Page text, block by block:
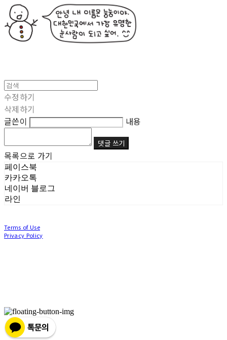
수정하기
삭제하기
글쓴이
내용
댓글 쓰기
목록으로 가기
페이스북
카카오톡
네이버 블로그
라인
Terms of Use
Privacy Policy